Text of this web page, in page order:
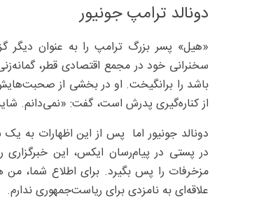
دونالد ترامپ جونیور
«هیل» پسر بزرگ ترامپ را به عنوان
سخنرانی خود در مجمع اقتصادی قطر،
باشد را برانگیخت. او در بخشی از
از کناره‌گیری پدرش است، گفت: «نمی‌دانم.
دونالد جونیور اما پس از این اظهارات به
در پستی در پیام‌رسان ایکس، این خبرگزاری
علاقه‌ای به نامزدی برای ریاست‌جمهوری ندارم.